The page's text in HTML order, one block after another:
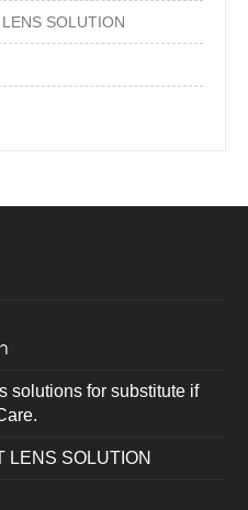
SOLUTION
solutions for substitute if
LENS SOLUTION